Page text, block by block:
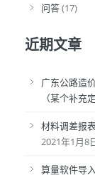
问答(17)
近期文章
广东公路造
（某个补充
材料调差报
2021年1月8
算量软件导